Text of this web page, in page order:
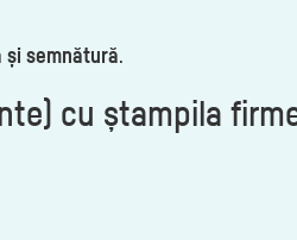
și semnătură.
cu ștampila